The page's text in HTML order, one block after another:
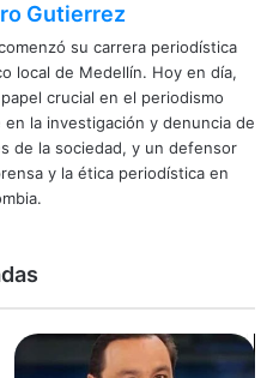
Gutierrez
su carrera periodística
local de Medellín. Hoy en día,
crucial en el periodismo
la investigación y denuncia de
de la sociedad, y un defensor
y la ética periodística en